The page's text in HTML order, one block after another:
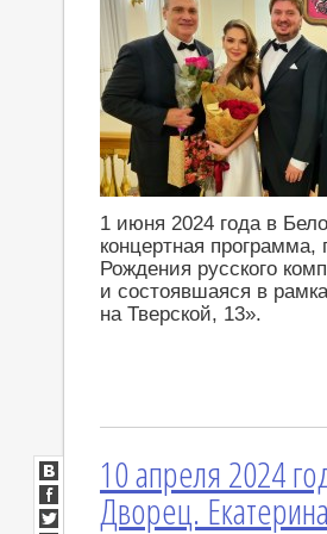
1 июня 2024 года в
концертная
Рождения русского
и состоявшаяся в
на Тверской, 13».
10 апреля 2024
Дворец.
ВКонтакте
Facebook